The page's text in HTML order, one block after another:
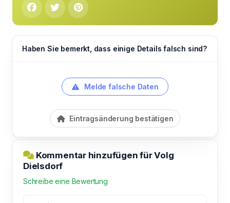
Haben Sie bemerkt, dass einige Details falsch sind?
Melde falsche Daten
Eintragsänderung bestätigen
Kommentar hinzufügen für Volg
Dielsdorf
Schreibe eine Bewertung